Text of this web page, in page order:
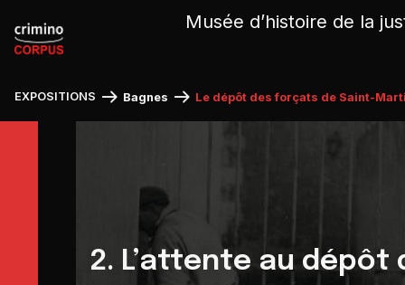
Musée d’histoire de la
EXPOSITIONS Bagnes Le dépôt des forçats de Saint-
2. L’attente au
Panneau de gestion des cookies